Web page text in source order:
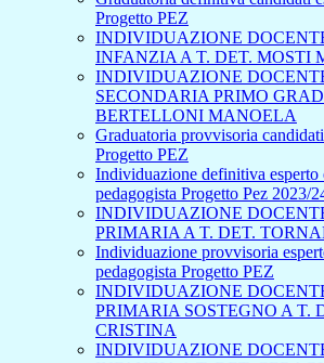
Progetto PEZ
INDIVIDUAZIONE
INFANZIA A T. DET. MOSTI
INDIVIDUAZIONE
SECONDARIA PRIMO
BERTELLONI MANOELA
Graduatoria provvisoria
Progetto PEZ
Individuazione definitiva esperto
pedagogista Progetto Pez 2023/
INDIVIDUAZIONE
PRIMARIA A T. DET.
Individuazione provvisoria
pedagogista Progetto PEZ
INDIVIDUAZIONE
PRIMARIA SOSTEGNO A T.
CRISTINA
INDIVIDUAZIONE